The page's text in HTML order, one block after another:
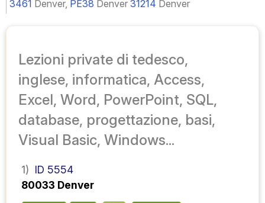
3461 Denver, PE38 Denver 31214 Denver
Lezioni private di tedesco,
inglese, informatica, Access,
Excel, Word, PowerPoint, SQL,
database, progettazione, basi,
Visual Basic, Windows...
1) ID 5554
80033 Denver